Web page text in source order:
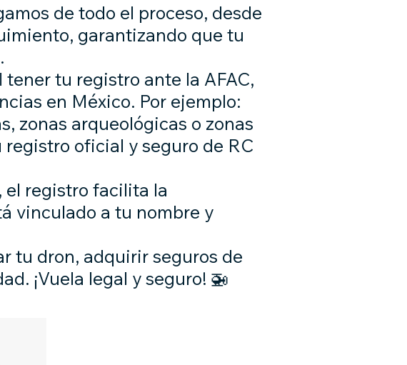
de todo el proceso, desde
garantizando que tu
tu registro ante la AFAC,
en México. Por ejemplo:
zonas arqueológicas o zonas
oficial y seguro de RC
el registro facilita la
vinculado a tu nombre y
tu dron, adquirir seguros de
¡Vuela legal y seguro! 🚁